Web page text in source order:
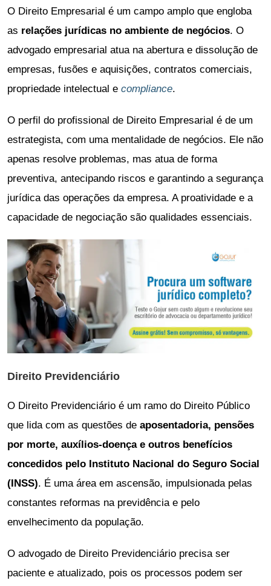
O Direito Empresarial é um campo amplo que engloba
as relações jurídicas no ambiente de negócios. O
advogado empresarial atua na abertura e dissolução de
empresas, fusões e aquisições, contratos comerciais,
propriedade intelectual e compliance.
O perfil do profissional de Direito Empresarial é de um
estrategista, com uma mentalidade de negócios. Ele não
apenas resolve problemas, mas atua de forma
preventiva, antecipando riscos e garantindo a segurança
jurídica das operações da empresa. A proatividade e a
capacidade de negociação são qualidades essenciais.
Direito Previdenciário
O Direito Previdenciário é um ramo do Direito Público
que lida com as questões de aposentadoria, pensões
por morte, auxílios-doença e outros benefícios
concedidos pelo Instituto Nacional do Seguro Social
(INSS). É uma área em ascensão, impulsionada pelas
constantes reformas na previdência e pelo
envelhecimento da população.
O advogado de Direito Previdenciário precisa ser
paciente e atualizado, pois os processos podem ser